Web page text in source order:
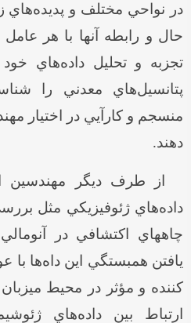
در نواحي مختلف و
حال و رابطه آنها با هر
تجزبه و تحليل داده‌هاي
پتانسيل‌هاي معدني را
منسجم و کارآيي در اختيار
دهند.
از طرف ديگر مهندسين
داده‌هاي ژئوفيزيکي مثل
چاههاي اکتشافي در
يافتن همبستگي اين داه‌ها
کننده و مؤثر در محيط
ارتباط بين داده‌هاي